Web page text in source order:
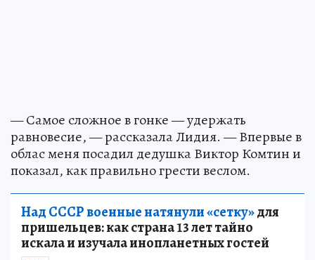
— Самое сложное в гонке — удержать
равновесие, — рассказала Лидия. — Впервые в
облас меня посадил дедушка Виктор Комтин и
показал, как правильно грести веслом.
Над СССР военные натянули «сетку»для
пришельцев: как страна 13 лет тайно
искала и изучала инопланетных гостей